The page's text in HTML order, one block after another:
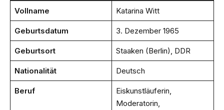
Vollname Katarina Witt
Geburtsdatum 3. Dezember 1965
Geburtsort Staaken (Berlin), DDR
Nationalität Deutsch
Beruf
Eiskunstläuferin,
Moderatorin,